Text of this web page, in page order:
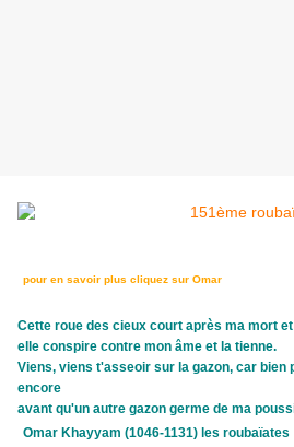
pour en savoir plus cliquez sur Omar
Cette roue des cieux court après ma mort
elle conspire contre mon âme et la tienne.
Viens, viens t'asseoir sur la gazon, car bien
encore
avant qu'un autre gazon germe de ma
Omar Khayyam (1046-1131) les roubaïates